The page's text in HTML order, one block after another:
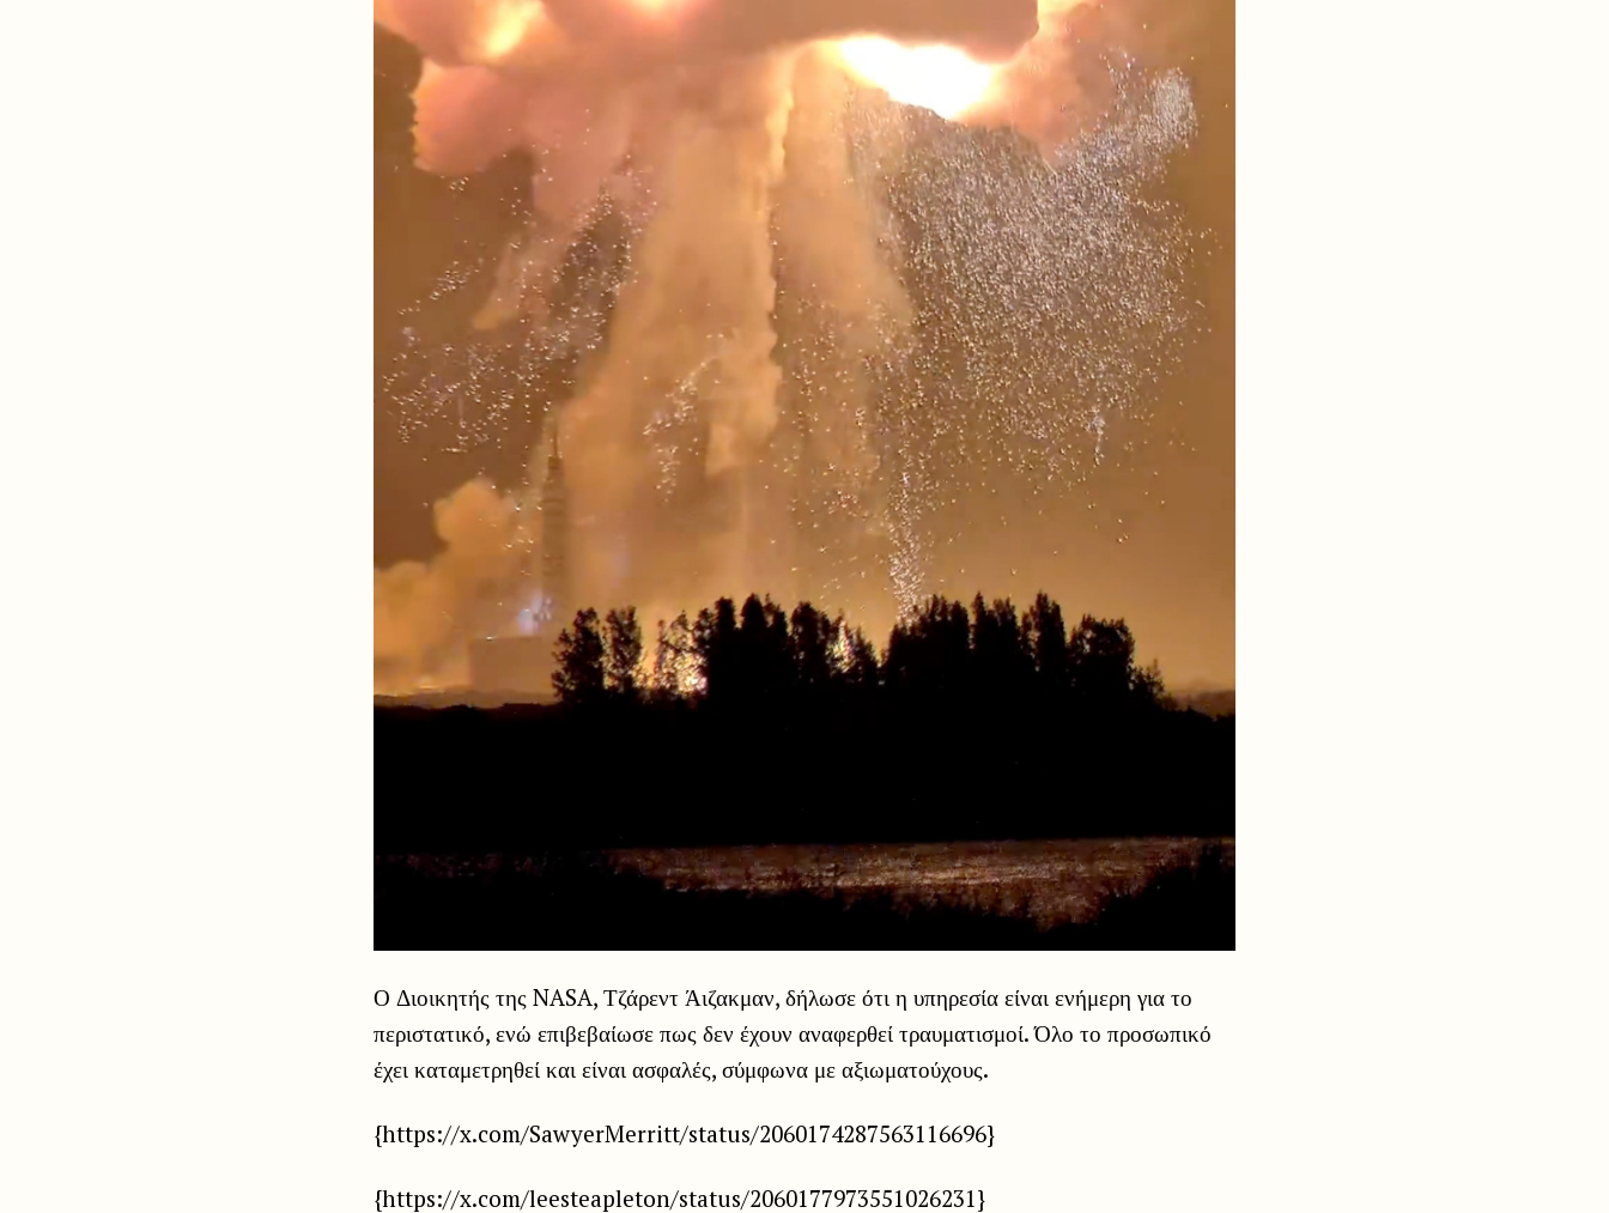
Ο Διοικητής της NASA, Τζάρεντ Άιζακμαν, δήλωσε ότι η υπηρεσία είναι ενήμερη για το
περιστατικό, ενώ επιβεβαίωσε πως δεν έχουν αναφερθεί τραυματισμοί. Όλο το προσωπικό
έχει καταμετρηθεί και είναι ασφαλές, σύμφωνα με αξιωματούχους.
{https://x.com/SawyerMerritt/status/2060174287563116696}
{https://x.com/leesteapleton/status/2060177973551026231}